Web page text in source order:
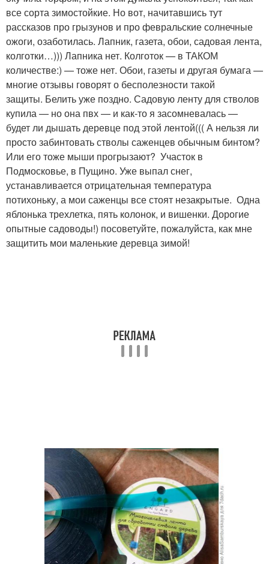
все сорта зимостойкие. Но вот, начитавшись тут
рассказов про грызунов и про февральские солнечные
ожоги, озаботилась. Лапник, газета, обои, садовая лента,
колготки…))) Лапника нет. Колготок — в ТАКОМ
количестве:) — тоже нет. Обои, газеты и другая бумага —
многие отзывы говорят о бесполезности такой
защиты. Белить уже поздно. Садовую ленту для стволов
купила — но она пвх — и как-то я засомневалась —
будет ли дышать деревце под этой лентой((( А нельзя ли
просто забинтовать стволы саженцев обычным бинтом?
Или его тоже мыши прогрызают? Участок в
Подмосковье, в Пущино. Уже выпал снег,
устанавливается отрицательная температура
потихоньку, а мои саженцы все стоят незакрытые. Одна
яблонька трехлетка, пять колонок, и вишенки. Дорогие
опытные садоводы!) посоветуйте, пожалуйста, как мне
защитить мои маленькие деревца зимой!